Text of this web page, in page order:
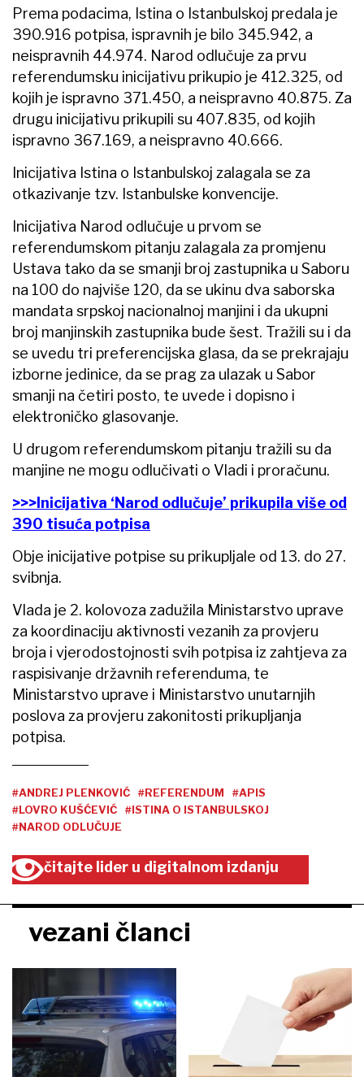
Prema podacima, Istina o Istanbulskoj predala je
390.916 potpisa, ispravnih je bilo 345.942, a
neispravnih 44.974. Narod odlučuje za prvu
referendumsku inicijativu prikupio je 412.325, od
kojih je ispravno 371.450, a neispravno 40.875. Za
drugu inicijativu prikupili su 407.835, od kojih
ispravno 367.169, a neispravno 40.666.
Inicijativa Istina o Istanbulskoj zalagala se za
otkazivanje tzv. Istanbulske konvencije.
Inicijativa Narod odlučuje u prvom se
referendumskom pitanju zalagala za promjenu
Ustava tako da se smanji broj zastupnika u Saboru
na 100 do najviše 120, da se ukinu dva saborska
mandata srpskoj nacionalnoj manjini i da ukupni
broj manjinskih zastupnika bude šest. Tražili su i da
se uvedu tri preferencijska glasa, da se prekrajaju
izborne jedinice, da se prag za ulazak u Sabor
smanji na četiri posto, te uvede i dopisno i
elektroničko glasovanje.
U drugom referendumskom pitanju tražili su da
manjine ne mogu odlučivati o Vladi i proračunu.
>>>Inicijativa ‘Narod odlučuje’ prikupila više od
390 tisuća potpisa
Obje inicijative potpise su prikupljale od 13. do 27.
svibnja.
Vlada je 2. kolovoza zadužila Ministarstvo uprave
za koordinaciju aktivnosti vezanih za provjeru
broja i vjerodostojnosti svih potpisa iz zahtjeva za
raspisivanje državnih referenduma, te
Ministarstvo uprave i Ministarstvo unutarnjih
poslova za provjeru zakonitosti prikupljanja
potpisa.
#ANDREJ PLENKOVIĆ #REFERENDUM
#APIS
#LOVRO KUŠĆEVIĆ
#ISTINA O ISTANBULSKOJ
#NAROD ODLUČUJE
čitajte lider u digitalnom izdanju
vezani članci